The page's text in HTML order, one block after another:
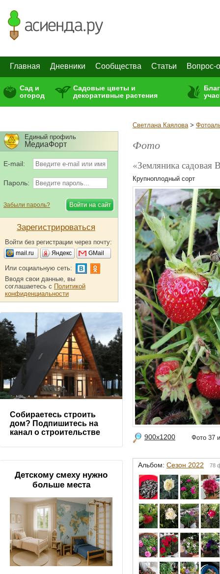
Главная Дневники Сообщества Статьи Вопрос-
Сад и
огород
Садовые цветы и
декоративные растения
Светлана Каялова>
Фото
«Земляника садовая
Крупноплодный сорт
900x1200 Фото
Альбом: Сезон 2022 78
Единый профиль
МедиаФорт
E-mail:
Пароль:
Забыли пароль?
Зарегистрироваться
Войти без регистрации через почту:
mail.ru Яндекс GMail
Или социальную сеть:
Вводя свои данные, вы
соглашаетесь с Политикой
конфиденциальности
Собираетесь строить
дом? Подпишитесь на
канал о строительстве
Детскому смеху нужно
больше места